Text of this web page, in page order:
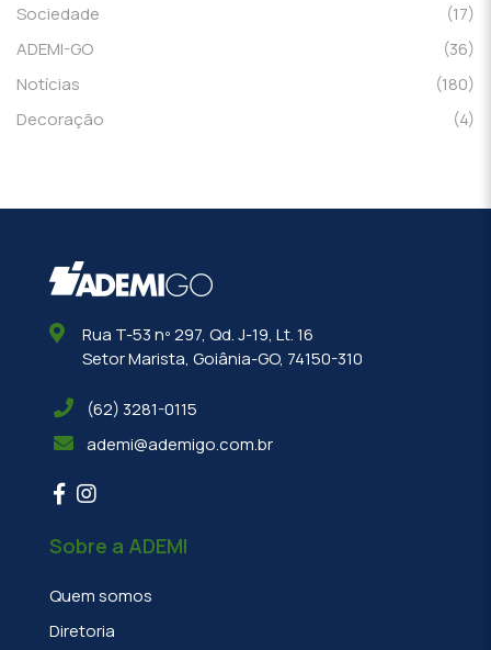
Sociedade
(17)
ADEMI-GO
(36)
Notícias
(180)
Decoração
(4)
Rua T-53 nº 297, Qd. J-19, Lt. 16
Setor Marista, Goiânia-GO, 74150-310
(62) 3281-0115
ademi@ademigo.com.br
Sobre a ADEMI
Quem somos
Diretoria